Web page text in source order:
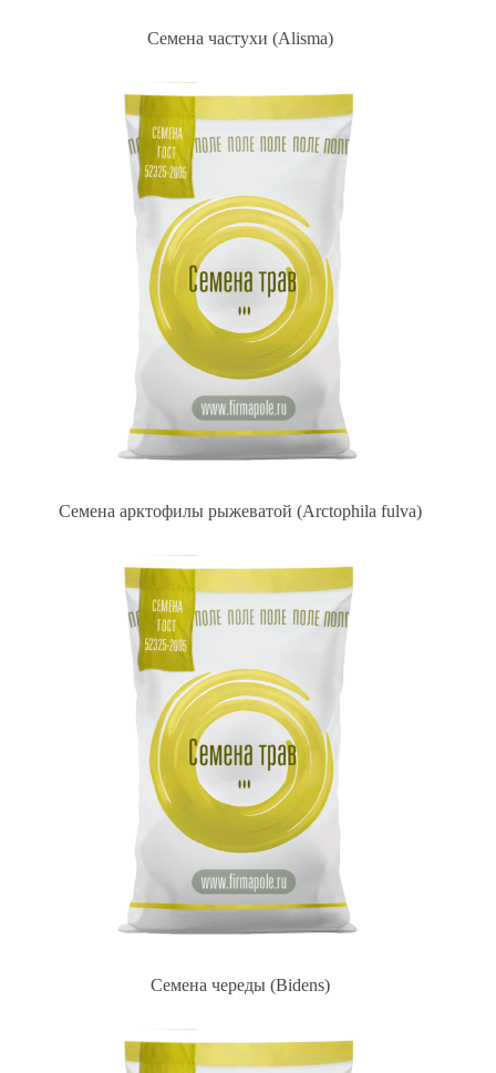
Семена частухи (Alisma)
Семена арктофилы рыжеватой (Arctophila fulva)
Семена череды (Bidens)